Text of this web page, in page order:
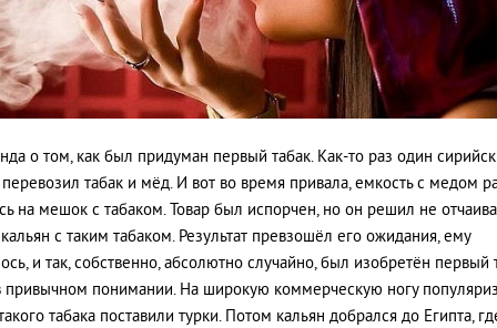
о том, как был придуман первый табак. Как-то раз один
табак и мёд. И вот во время привала, емкость с медом
на мешок с табаком. Товар был испорчен, но он решил не
с таким табаком. Результат превзошёл его ожидания, ему
и так, собственно, абсолютно случайно, был изобретён первый
привычном понимании. На широкую коммерческую ногу
табака поставили турки. Потом кальян добрался до Египта,